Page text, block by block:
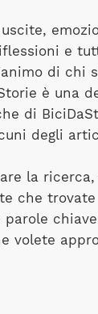
e
di chi
è una
di
degli
la
che
parole
volete